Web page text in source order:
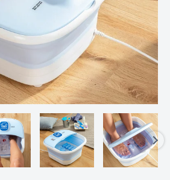
Tiksliniai
slapukai
slapukai
yra
privalomi.
Jie
reikalingi,